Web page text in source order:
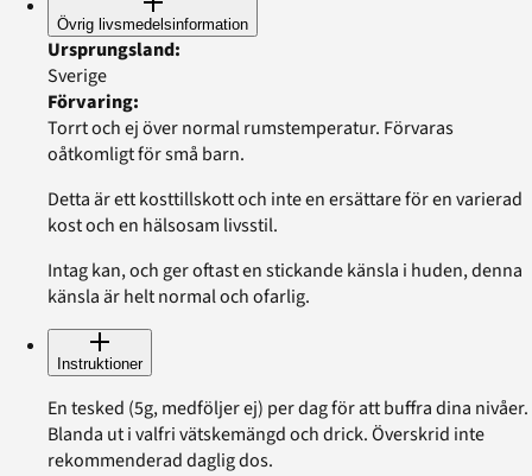
Övrig livsmedelsinformation
Ursprungsland:
Sverige
Förvaring:
Torrt och ej över normal rumstemperatur. Förvaras
oåtkomligt för små barn.
Detta är ett kosttillskott och inte en ersättare för en varierad
kost och en hälsosam livsstil.
Intag kan, och ger oftast en stickande känsla i huden, denna
känsla är helt normal och ofarlig.
Instruktioner
En tesked (5g, medföljer ej) per dag för att buffra dina nivåer.
Blanda ut i valfri vätskemängd och drick. Överskrid inte
rekommenderad daglig dos.